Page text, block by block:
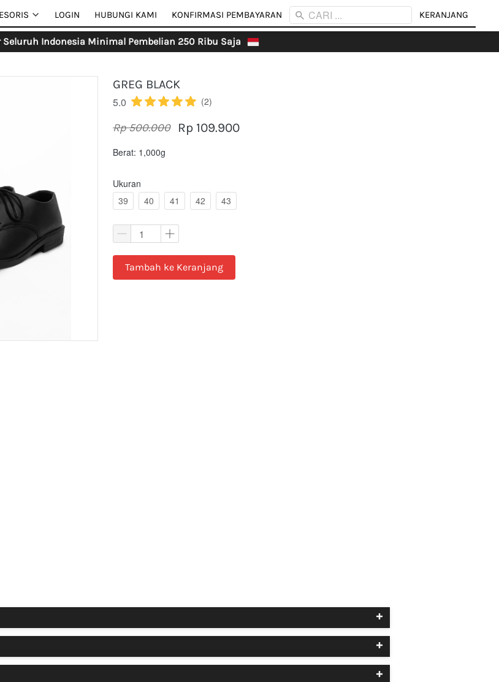
LOGIN HUBUNGI KAMI KONFIRMASI PEMBAYARAN CARI ... KERANJANG
LOGIN HUBUNGI KAMI KONFIRMASI PEMBAYARAN CARI ... KERANJANG
Indonesia Minimal Pembelian 250 Ribu Saja
GREG BLACK
5.0
(2)
Rp 500.000 Rp 109.900
Berat: 1,000g
Ukuran
39
40 41 42 43
`
Tambah ke Keranjang